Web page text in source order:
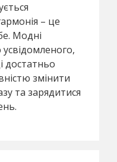
– це
Модні
достатньо
змінити
та зарядитися